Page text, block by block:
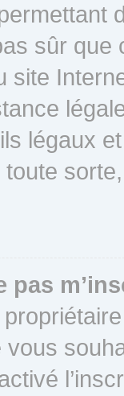
sûr
site
légaux
pas
vous